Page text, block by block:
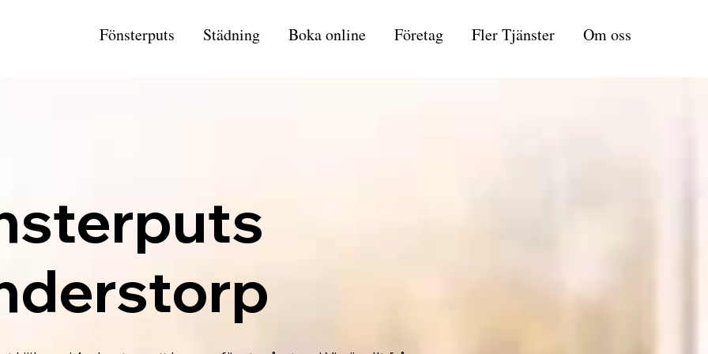
Fönsterputs Städning Boka online Företag Fler Tjänster Om oss